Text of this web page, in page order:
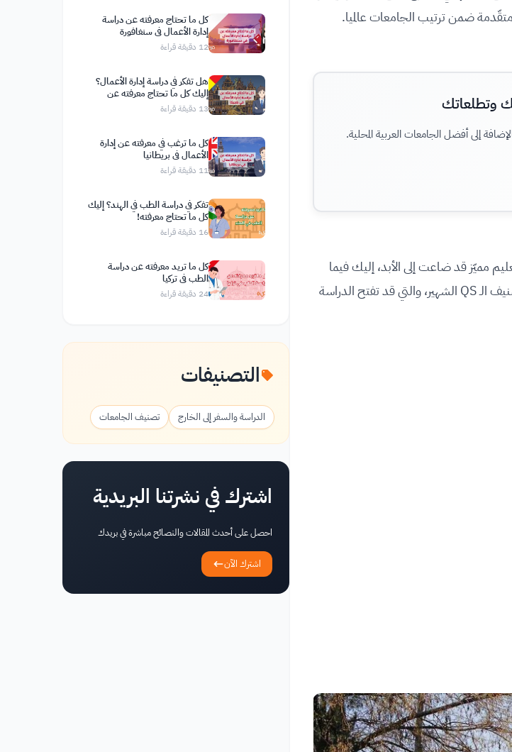
ضمن ترتيب الجامعات عالميا.
وتطلعاتك
إلى أفضل الجامعات العربية المحلية.
مميّز قد ضاعت إلى الأبد، إليك فيما
حسب تصنيف الـ QS الشهير، والتي قد تفتح الدراسة
كل ما تحتاج معرفته عن دراسة
إدارة الأعمال في سنغافورة
12 دقيقة قراءة
هل تفكر في دراسة إدارة الأعمال؟
إليك كل ما تحتاج معرفته عن
الدراسة في بلجيكا
13 دقيقة قراءة
كل ما ترغب في معرفته عن إدارة
الأعمال في بريطانيا
11 دقيقة قراءة
تفكر في دراسة الطب في الهند؟ إليك
كل ما تحتاج معرفته!
16 دقيقة قراءة
كل ما تريد معرفته عن دراسة
الطب في تركيا
24 دقيقة قراءة
التصنيفات
الدراسة والسفر إلى الخارج تصنيف الجامعات
اشترك في نشرتنا البريدية
احصل على أحدث المقالات والنصائح مباشرة في بريدك
اشترك الآن